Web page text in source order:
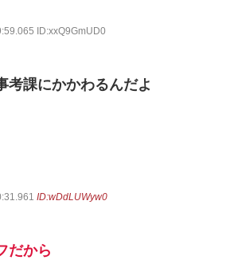
ID:xxQ9GmUD0
考課にかかわるんだよ
ID:wDdLUWyw0
だから